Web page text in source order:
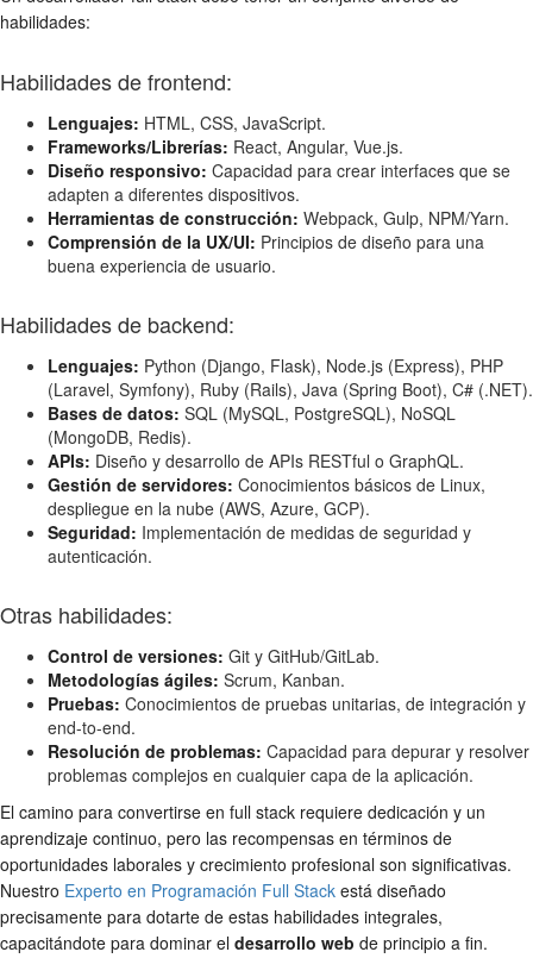
habilidades:
Habilidades de frontend:
Lenguajes: HTML, CSS, JavaScript.
Frameworks/Librerías: React, Angular, Vue.js.
Diseño responsivo: Capacidad para crear interfaces que se
adapten a diferentes dispositivos.
Herramientas de construcción: Webpack, Gulp, NPM/Yarn.
Comprensión de la UX/UI: Principios de diseño para una
buena experiencia de usuario.
Habilidades de backend:
Lenguajes: Python (Django, Flask), Node.js (Express), PHP
(Laravel, Symfony), Ruby (Rails), Java (Spring Boot), C# (.NET).
Bases de datos: SQL (MySQL, PostgreSQL), NoSQL
(MongoDB, Redis).
APIs: Diseño y desarrollo de APIs RESTful o GraphQL.
Gestión de servidores: Conocimientos básicos de Linux,
despliegue en la nube (AWS, Azure, GCP).
Seguridad: Implementación de medidas de seguridad y
autenticación.
Otras habilidades:
Control de versiones: Git y GitHub/GitLab.
Metodologías ágiles: Scrum, Kanban.
Pruebas: Conocimientos de pruebas unitarias, de integración y
end-to-end.
Resolución de problemas: Capacidad para depurar y resolver
problemas complejos en cualquier capa de la aplicación.
El camino para convertirse en full stack requiere dedicación y un
aprendizaje continuo, pero las recompensas en términos de
oportunidades laborales y crecimiento profesional son significativas.
Nuestro Experto en Programación Full Stack está diseñado
precisamente para dotarte de estas habilidades integrales,
capacitándote para dominar el desarrollo web de principio a fin.